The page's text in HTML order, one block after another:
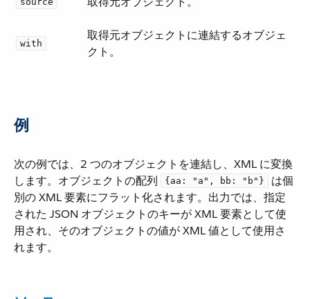
with
取得元オブジェクトに連結するオブジェ
クト。
例
次の例では、2 つのオブジェクトを連結し、XML に変換
します。オブジェクトの配列 ​
{aa: "a", bb: "b"}
​ は個
別の XML 要素にフラット化されます。出力では、指定
された JSON オブジェクトのキーが XML 要素として使
用され、そのオブジェクトの値が XML 値として使用さ
れます。